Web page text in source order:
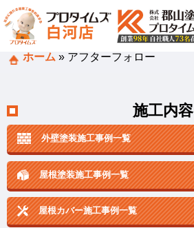
ホーム » アフターフォロー
施工内容
外壁塗装施工事例一覧
屋根塗装施工事例一覧
屋根カバー施工事例一覧